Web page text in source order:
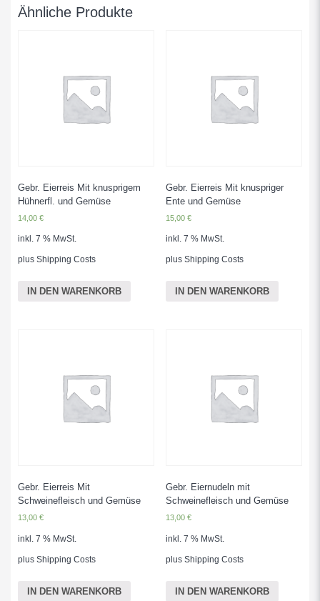
versch.
Saisongemüse
Ähnliche Produkte
Gebr. Eierreis Mit knusprigem
Hühnerfl. und Gemüse
14,00 €
inkl. 7 % MwSt.
plus Shipping Costs
IN DEN WARENKORB
Gebr. Eierreis Mit knuspriger
Ente und Gemüse
15,00 €
inkl. 7 % MwSt.
plus Shipping Costs
IN DEN WARENKORB
Gebr. Eierreis Mit
Schweinefleisch und Gemüse
13,00 €
inkl. 7 % MwSt.
plus Shipping Costs
IN DEN WARENKORB
Gebr. Eiernudeln mit
Schweinefleisch und Gemüse
13,00 €
inkl. 7 % MwSt.
plus Shipping Costs
IN DEN WARENKORB